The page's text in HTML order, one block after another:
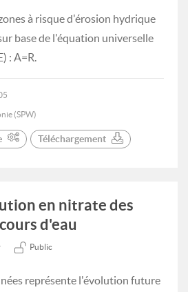
à risque d'érosion hydrique
base de l'équation universelle
: A=R.
(SPW)
Téléchargement
en nitrate des
d'eau
Public
représente l'évolution future